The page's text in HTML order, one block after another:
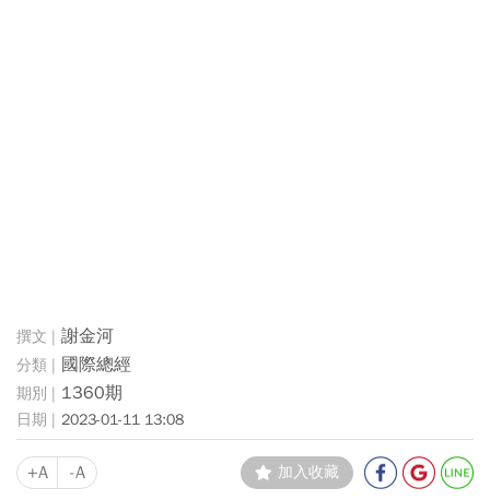
謝金河
國際總經
1360期
2023-01-11 13:08
+A -A 加入收藏